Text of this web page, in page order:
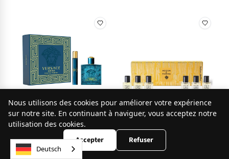
Versace
Coffret Versace Eros -
Eau de Parfum 100ml
Nous utilisons des cookies pour améliorer votre expérience
sur notre site. En continuant à naviguer, vous acceptez notre
utilisation des cookies.
Accepter Refuser
Deutsch
9.8 /10
253 avis